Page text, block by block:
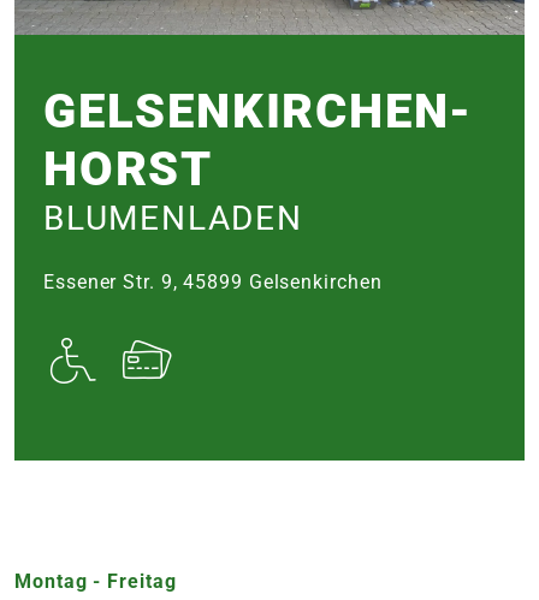
GELSEN­KIRCHEN-
HORST
BLUMENLADEN
Essener Str. 9, 45899 Gelsenkirchen
Montag - Freitag